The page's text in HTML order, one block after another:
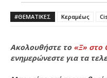
#ΘΕΜΑΤΙΚΈΣ Κεραμέως
Ακολουθήστε το «Ξ» στο
ενημερώνεστε για τα